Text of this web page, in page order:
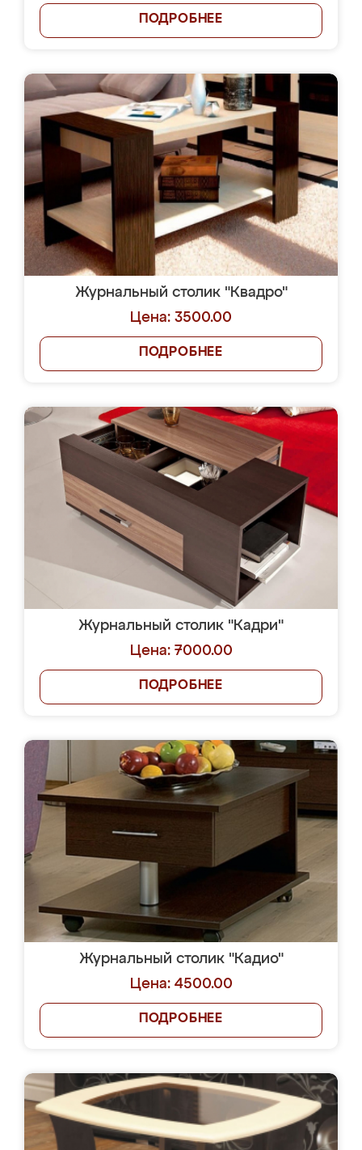
ПОДРОБНЕЕ
Журнальный столик "Квадро"
Цена: 3500.00
ПОДРОБНЕЕ
Журнальный столик "Кадри"
Цена: 7000.00
ПОДРОБНЕЕ
Журнальный столик "Кадио"
Цена: 4500.00
ПОДРОБНЕЕ